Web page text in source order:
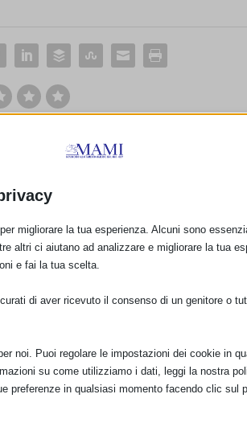
1° Convegno Latte & Coccole: “ACCOGLIERE
migliorare la tua esperienza. Alcuni sono
altri ci aiutano ad analizzare e migliorare la tua
e fai la tua scelta.
di aver ricevuto il consenso di un genitore o
noi. Puoi regolare le impostazioni dei cookie in
su come utilizziamo i dati, leggi la nostra
preferenze in qualsiasi momento facendo clic sul